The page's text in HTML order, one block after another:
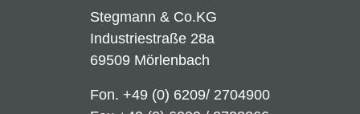
Stegmann & Co.KG
Industriestraße 28a
69509 Mörlenbach
Fon. +49 (0) 6209/ 2704900